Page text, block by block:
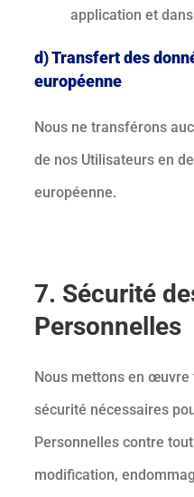
application et
d) Transfert des
européenne
Nous ne transférons
de nos Utilisateurs en
européenne.
7. Sécurité
Personnelles
Nous mettons en œuvre
sécurité nécessaires
Personnelles contre
modification,